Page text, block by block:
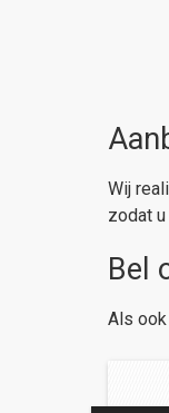
Wij
zodat
Bel
Als